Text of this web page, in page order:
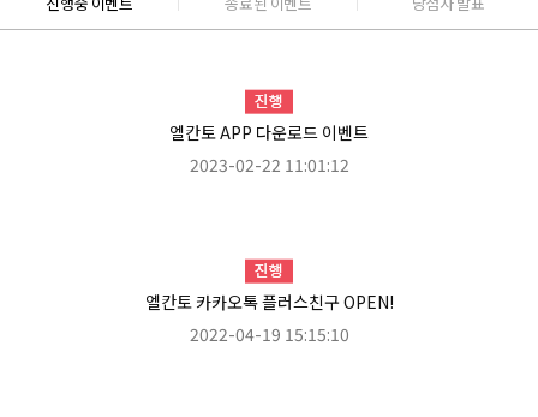
엘칸토 APP 다운로드 이벤트
2023-02-22 11:01:12
엘칸토 카카오톡 플러스친구 OPEN!
2022-04-19 15:15:10